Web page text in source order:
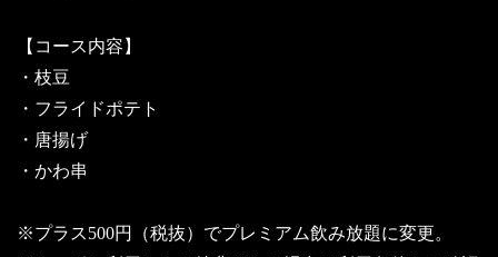
【コース内容】
・枝豆
・フライドポテト
・唐揚げ
・かわ串
※プラス500円（税抜）でプレミアム飲み放題に変更。